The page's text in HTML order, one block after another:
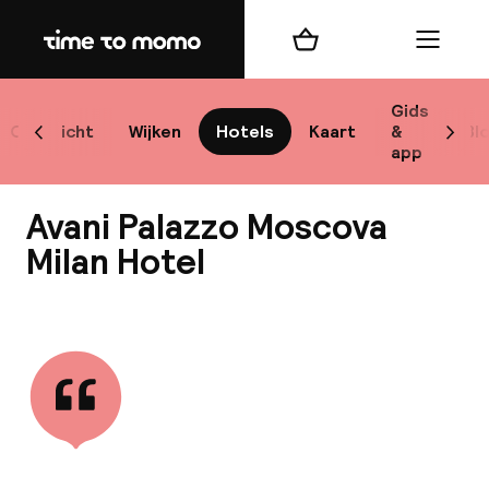
Home
Overzicht Wijken Hotels Kaart
Gids
&
app
Scroll naar links
Winkelmand Menu
Avani Palazzo Moscova
Milan Hotel